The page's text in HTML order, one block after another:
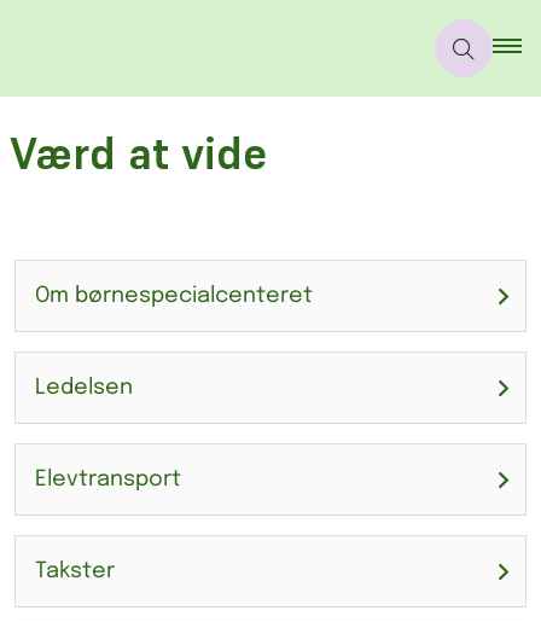
Værd at vide
Om børnespecialcenteret
Ledelsen
Elevtransport
Takster